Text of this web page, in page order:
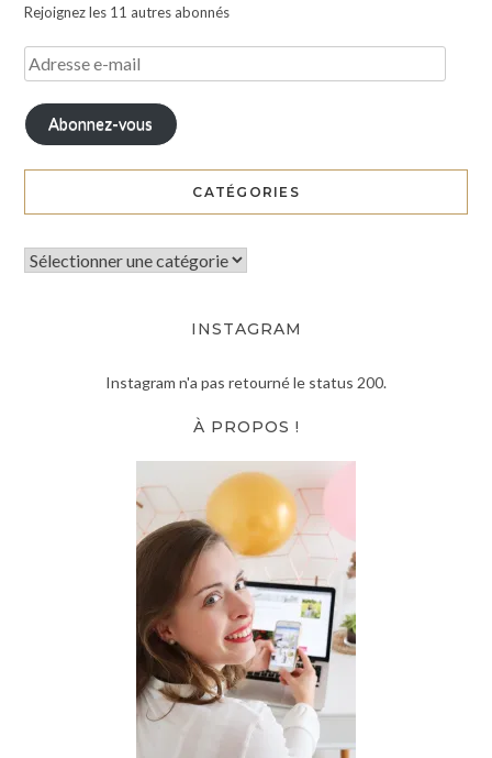
Rejoignez les 11 autres abonnés
Abonnez-vous
CATÉGORIES
INSTAGRAM
Instagram n'a pas retourné le status 200.
À PROPOS !